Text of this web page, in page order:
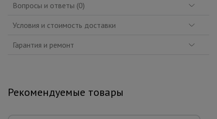
Вопросы и ответы (0)
Условия и стоимость доставки
Гарантия и ремонт
Рекомендуемые товары